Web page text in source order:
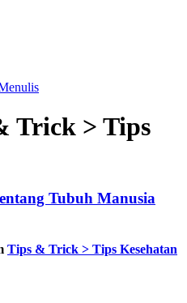
Trick > Tips
Tubuh Manusia
Tips & Trick > Tips Kesehatan